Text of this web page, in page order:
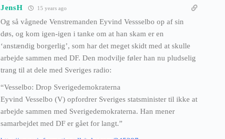
JensH 15 years ago
Og så vågnede Venstremanden Eyvind Vessselbo op af sin
døs, og kom igen-igen i tanke om at han skam er en
‘anstændig borgerlig’, som har det meget skidt med at skulle
arbejde sammen med DF. Den modvilje føler han nu pludselig
trang til at dele med Sveriges radio:
“Vesselbo: Drop Sverigedemokraterna
Eyvind Vesselbo (V) opfordrer Sveriges statsminister til ikke at
arbejde sammen med Sverigedemokraterna. Han mener
samarbejdet med DF er gået for langt.”